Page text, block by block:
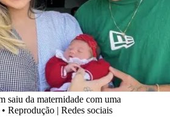
saiu da maternidade com uma
• Reprodução | Redes sociais